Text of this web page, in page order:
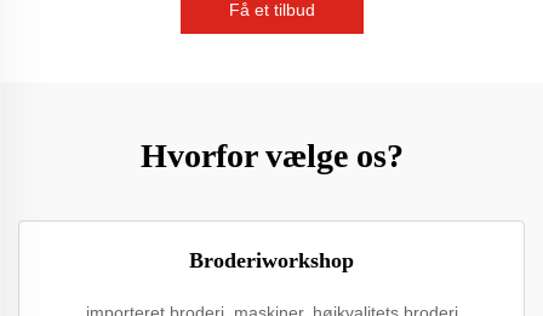
Få et tilbud
Hvorfor vælge os?
Broderiworkshop